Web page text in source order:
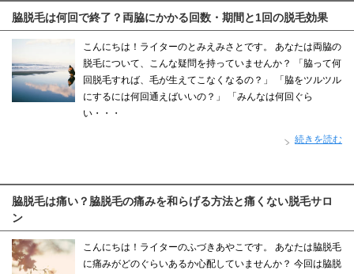
脇脱毛は何回で終了？両脇にかかる回数・期間と1回の脱毛効果
こんにちは！ライターのとみえみさとです。 あなたは両脇の
脱毛について、こんな疑問を持っていませんか？ 「脇って何
回脱毛すれば、毛が生えてこなくなるの？」 「脇をツルツル
にするには何回通えばいいの？」 「みんなは何回ぐら
い・・・
続きを読む
脇脱毛は痛い？脇脱毛の痛みを和らげる方法と痛くない脱毛サロ
ン
こんにちは！ライターのふづきあやこです。 あなたは脇脱毛
に痛みがどのぐらいあるか心配していませんか？ 今回は脇脱